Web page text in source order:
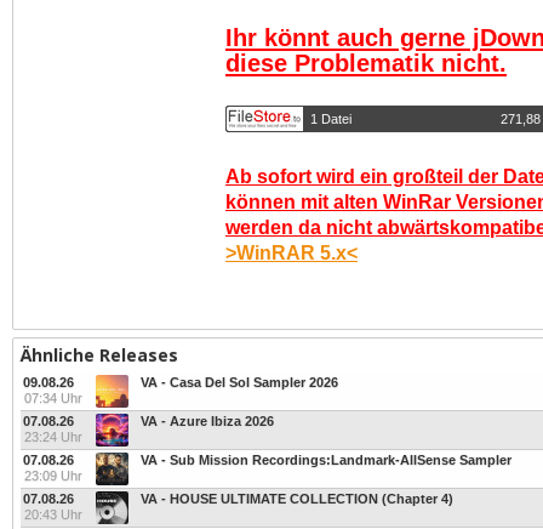
Ihr könnt auch gerne
diese Problematik nicht.
1 Datei 271,88
Ab sofort wird ein großteil der
können mit alten WinRar
werden da nicht
>WinRAR 5.x<
Ähnliche Releases
09.08.26
07:34 Uhr
VA - Casa Del Sol Sampler 2026
07.08.26
23:24 Uhr
VA - Azure Ibiza 2026
07.08.26
23:09 Uhr
VA - Sub Mission Recordings:Landmark-AllSense Sampler
07.08.26
20:43 Uhr
VA - HOUSE ULTIMATE COLLECTION (Chapter 4)